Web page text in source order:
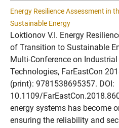
Energy Resilience Assessment in
Sustainable Energy
Loktionov V.I. Energy
of Transition to Sustainable
Multi-Conference on
Technologies, FarEastCon
(print): 9781538695357. DOI:
10.1109/
energy systems has become
ensuring the reliability and